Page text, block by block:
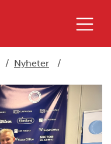
/ Nyheter /